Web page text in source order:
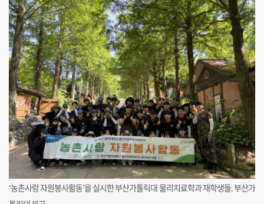
‘농촌사랑 자원봉사활동’을 실시한 부산가톨릭대 물리치료학과 재학생들. 부산가